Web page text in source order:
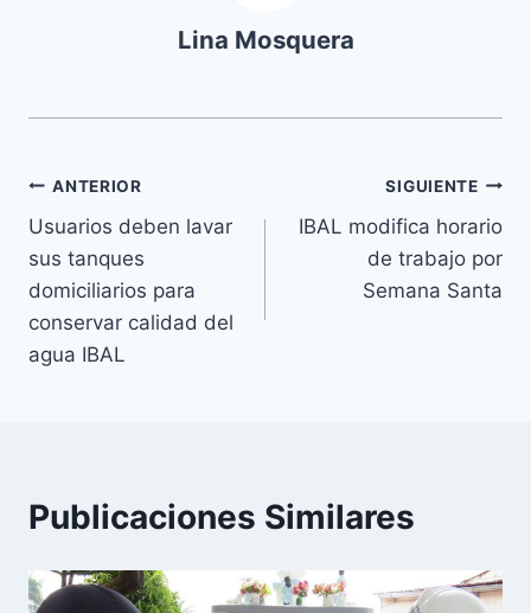
Lina Mosquera
ANTERIOR
Usuarios deben lavar
sus tanques
domiciliarios para
conservar calidad del
agua IBAL
SIGUIENTE
IBAL modifica horario
de trabajo por
Semana Santa
Publicaciones Similares